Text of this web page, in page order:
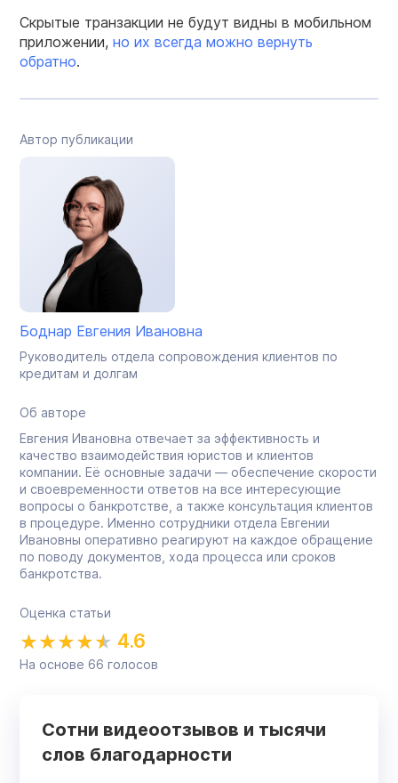
Скрытые транзакции не будут видны в мобильном
приложении, но их всегда можно вернуть
обратно.
Автор публикации
Боднар Евгения Ивановна
Руководитель отдела сопровождения клиентов по
кредитам и долгам
Об авторе
Евгения Ивановна отвечает за эффективность и
качество взаимодействия юристов и клиентов
компании. Её основные задачи — обеспечение скорости
и своевременности ответов на все интересующие
вопросы о банкротстве, а также консультация клиентов
в процедуре. Именно сотрудники отдела Евгении
Ивановны оперативно реагируют на каждое обращение
по поводу документов, хода процесса или сроков
банкротства.
Оценка статьи
4.6
На основе 66 голосов
Сотни видеоотзывов и тысячи
слов благодарности